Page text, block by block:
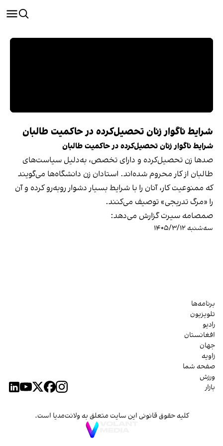
شرایط ناگوار زنان تحصیل‌کرده در حاکمیت طالبان
شرایط ناگوار زنان تحصیل‌کرده در حاکمیت طالبان
صدها زن تحصیل‌کرده و دارای تخصص، به‌دلیل سیاست‌های
طالبان از کار محروم شده‌اند. استادان زن دانشگاه‌ها می‌گویند
که ممنوعیت کار، آنان را با شرایط بسیار دشوار روبه‌رو کرده و آن
را «مرگ تدریجی» توصیف می‌کنند.
صمصامه سیرت گزارش می‌دهد:
سه‌شنبه ۱۴۰۵/۳/۱۲
برنامه‌ها
تلویزیون
رادیو
افغانستان
جهان
زاویه
صفحه شما
ورزش
بازار
کلیه حقوق قانونی این سایت متعلق به ولانت‌مدیا است.